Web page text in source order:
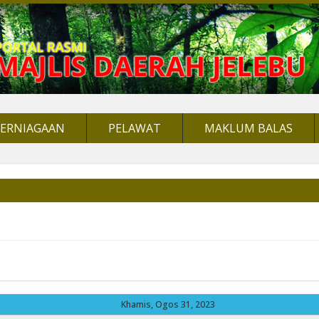
PELAWAT MAKLUM BALAS
Khamis, Ogos 31, 2023